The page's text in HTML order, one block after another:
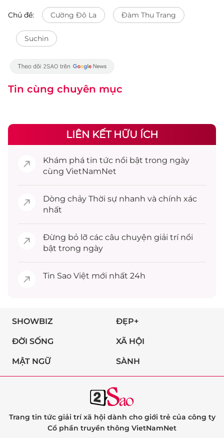
Chủ đề: Cường Đô La Đàm Thu Trang
Suchin
Tin cùng chuyên mục
LIÊN KẾT HỮU ÍCH
Khám phá tin tức nổi bật trong ngày
cùng VietNamNet
Dòng chảy Thời sự nhanh và chính xác
nhất
Đừng bỏ lỡ các câu chuyện giải trínổi
bật trong ngày
Tin Sao Việt mới nhất 24h
SHOWBIZ ĐẸP+
ĐỜI SỐNG XÃ HỘI
MẬT NGỮ SÀNH
Trang tin tức giải trí xã hội dành cho giới trẻ của công ty
Cổ phần truyền thông VietNamNet